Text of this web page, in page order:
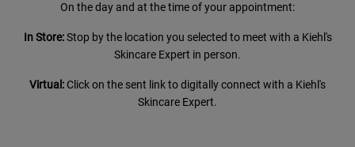
On the day and at the time of your appointment:
In Store:Stop by the location you selected to meet with a Kiehl's
Skincare Expert in person.
Virtual: Click on the sent link to digitallyconnect with a Kiehl's
Skincare Expert.